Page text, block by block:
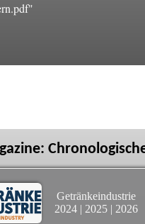
Getränkeindustrie
2024 | 2025 | 2026